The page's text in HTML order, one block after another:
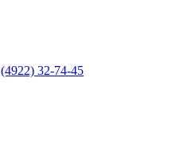
(4922) 32-74-45